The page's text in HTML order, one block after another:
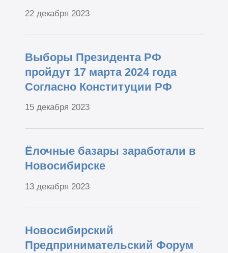
22 декабря 2023
Выборы Президента РФ
пройдут 17 марта 2024 года
Согласно Конституции РФ
15 декабря 2023
Ёлочные базары заработали в
Новосибирске
13 декабря 2023
Новосибирский
Предпринимательский Форум